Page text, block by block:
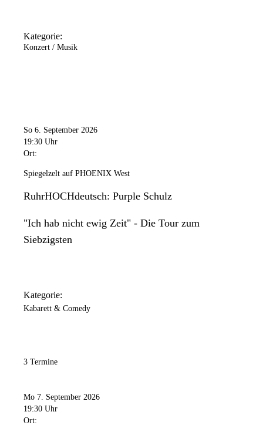
Kategorie:
Konzert / Musik
So 6. September 2026
19:30 Uhr
Ort:
Spiegelzelt auf PHOENIX West
RuhrHOCHdeutsch: Purple Schulz
"Ich hab nicht ewig Zeit" - Die Tour zum
Siebzigsten
Kategorie:
Kabarett & Comedy
3 Termine
Mo 7. September 2026
19:30 Uhr
Ort: